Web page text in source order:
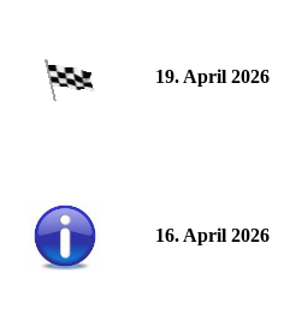
19. April 2026
16. April 2026